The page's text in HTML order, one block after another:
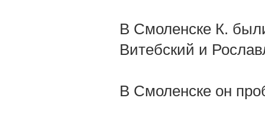
В Смоленске К.
Витебский и
В Смоленске он